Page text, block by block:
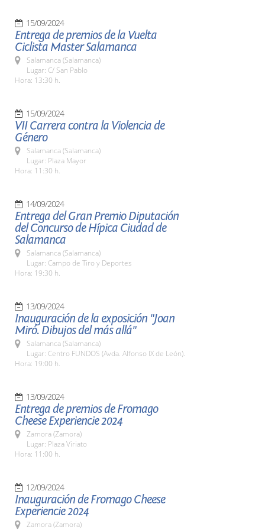
15/09/2024
Entrega de premios de la Vuelta
Ciclista Master Salamanca
Salamanca (Salamanca)
Lugar: C/ San Pablo
Hora: 13:30 h.
15/09/2024
VII Carrera contra la Violencia de
Género
Salamanca (Salamanca)
Lugar: Plaza Mayor
Hora: 11:30 h.
14/09/2024
Entrega del Gran Premio Diputación
del Concurso de Hípica Ciudad de
Salamanca
Salamanca (Salamanca)
Lugar: Campo de Tiro y Deportes
Hora: 19:30 h.
13/09/2024
Inauguración de la exposición "Joan
Miró. Dibujos del más allá"
Salamanca (Salamanca)
Lugar: Centro FUNDOS (Avda. Alfonso IX de León).
Hora: 19:00 h.
13/09/2024
Entrega de premios de Fromago
Cheese Experiencie 2024
Zamora (Zamora)
Lugar: Plaza Viriato
Hora: 11:00 h.
12/09/2024
Inauguración de Fromago Cheese
Experiencie 2024
Zamora (Zamora)